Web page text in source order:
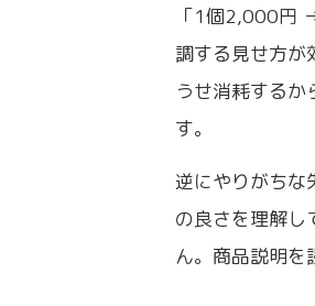
「1個2,000円
調する見せ方が
うせ消耗するか
す。
逆にやりがちな
の良さを理解し
ん。商品説明を